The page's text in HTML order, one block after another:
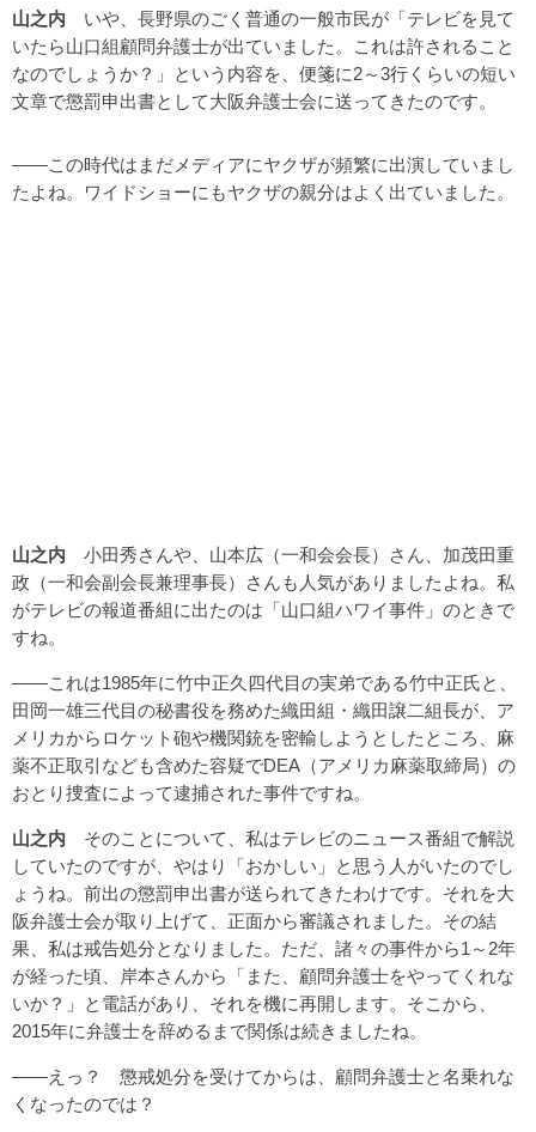
山之内 いや、長野県のごく普通の一般市民が「テレビを見て
いたら山口組顧問弁護士が出ていました。これは許されること
なのでしょうか？」という内容を、便箋に2～3行くらいの短い
文章で懲罰申出書として大阪弁護士会に送ってきたのです。
――この時代はまだメディアにヤクザが頻繁に出演していまし
たよね。ワイドショーにもヤクザの親分はよく出ていました。
山之内 小田秀さんや、山本広（一和会会長）さん、加茂田重
政（一和会副会長兼理事長）さんも人気がありましたよね。私
がテレビの報道番組に出たのは「山口組ハワイ事件」のときで
すね。
――これは1985年に竹中正久四代目の実弟である竹中正氏と、
田岡一雄三代目の秘書役を務めた織田組・織田譲二組長が、ア
メリカからロケット砲や機関銃を密輸しようとしたところ、麻
薬不正取引なども含めた容疑でDEA（アメリカ麻薬取締局）の
おとり捜査によって逮捕された事件ですね。
山之内 そのことについて、私はテレビのニュース番組で解説
していたのですが、やはり「おかしい」と思う人がいたのでし
ょうね。前出の懲罰申出書が送られてきたわけです。それを大
阪弁護士会が取り上げて、正面から審議されました。その結
果、私は戒告処分となりました。ただ、諸々の事件から1～2年
が経った頃、岸本さんから「また、顧問弁護士をやってくれな
いか？」と電話があり、それを機に再開します。そこから、
2015年に弁護士を辞めるまで関係は続きましたね。
――えっ？ 懲戒処分を受けてからは、顧問弁護士と名乗れな
くなったのでは？